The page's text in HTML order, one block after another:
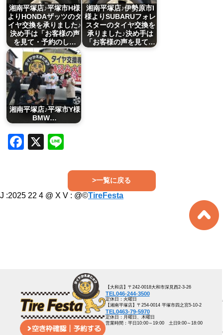
湘南平塚店♪平塚市H様
よりHONDAザッツのタ
イヤ交換を承りました♪
決め手は「お客様の声
を見て・予約のし…
湘南平塚店♪伊勢原市I
様よりSUBARUフォレ
スターのタイヤ交換を
承りました♪決め手は
「お客様の声を見て…
湘南平塚店♪平塚市Y様
BMW…
Facebook
X
>一覧に戻る
J :2025 22 4 @ X V : @©TireFesta
【大和店】〒242-0018大和市深見西2-3-26
TEL046-244-3500
定休日：火曜日
【湘南平塚店】〒254-0014 平塚市四之宮5-10-2
TEL0463-79-5970
定休日：月曜日、木曜日
営業時間：平日10:00～19:00 土日9:00～18:00